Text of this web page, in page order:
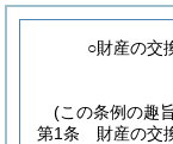
○財産の交
(この条例の趣
第1条
財産の交